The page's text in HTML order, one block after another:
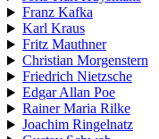
Franz Kafka
Karl Kraus
Fritz Mauthner
Christian Morgenstern
Friedrich Nietzsche
Edgar Allan Poe
Rainer Maria Rilke
Joachim Ringelnatz